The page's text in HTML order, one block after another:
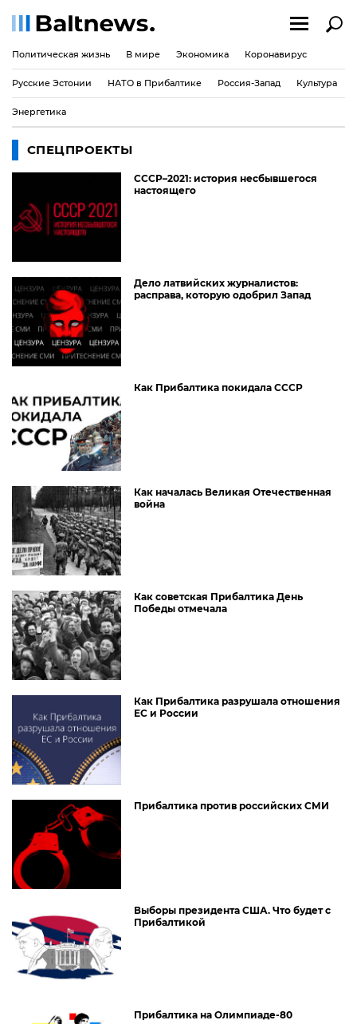
Политическая жизнь В мире Экономика Коронавирус
Русские Эстонии НАТО в Прибалтике Россия-Запад Культура
Энергетика
СПЕЦПРОЕКТЫ
СССР–2021: история несбывшегося
настоящего
Дело латвийских журналистов:
расправа, которую одобрил Запад
Как Прибалтика покидала СССР
Как началась Великая Отечественная
война
Как советская Прибалтика День
Победы отмечала
Как Прибалтика разрушала отношения
ЕС и России
Прибалтика против российских СМИ
Выборы президента США. Что будет с
Прибалтикой
Прибалтика на Олимпиаде-80